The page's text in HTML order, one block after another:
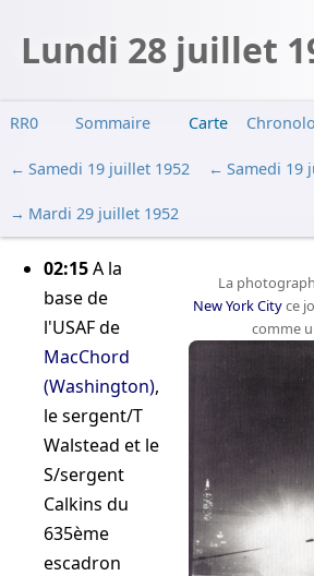
Lundi 28 juillet
RR0 Sommaire Carte
Samedi 19 juillet 1952 Samedi 19
Mardi 29 juillet 1952
La
New York Cityce
comme
02:15A la
base de
l'USAF de
MacChord
(Washington),
le sergent/T
Walstead et le
S/sergent
Calkins du
635ème
escadron